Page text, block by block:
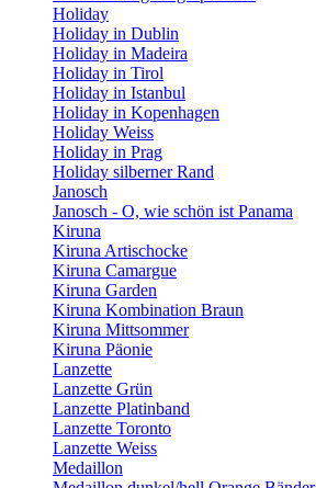
Holiday
Holiday in Dublin
Holiday in Madeira
Holiday in Tirol
Holiday in Istanbul
Holiday in Kopenhagen
Holiday Weiss
Holiday in Prag
Holiday silberner Rand
Janosch
Janosch - O, wie schön ist Panama
Kiruna
Kiruna Artischocke
Kiruna Camargue
Kiruna Garden
Kiruna Kombination Braun
Kiruna Mittsommer
Kiruna Päonie
Lanzette
Lanzette Grün
Lanzette Platinband
Lanzette Toronto
Lanzette Weiss
Medaillon